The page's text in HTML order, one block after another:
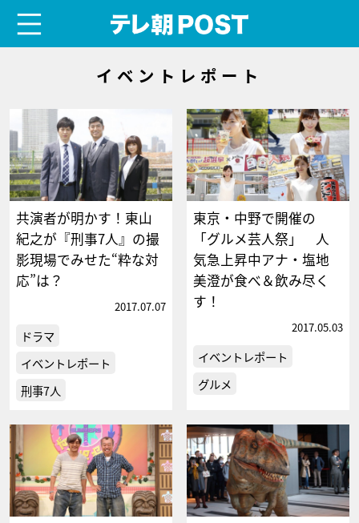
イベントレポート
共演者が明かす！東山
紀之が『刑事7人』の撮
影現場でみせた“粋な対
応”は？
2017.07.07
ドラマ
イベントレポート
刑事7人
東京・中野で開催の
「グルメ芸人祭」 人
気急上昇中アナ・塩地
美澄が食べ＆飲み尽く
す！
2017.05.03
イベントレポート
グルメ